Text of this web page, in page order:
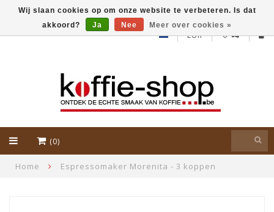
EUR
(0)
Home Espressomaker Morenita - 3 koppen
Wij slaan cookies op om onze website te verbeteren. Is dat
akkoord?
Ja Nee Meer over cookies »